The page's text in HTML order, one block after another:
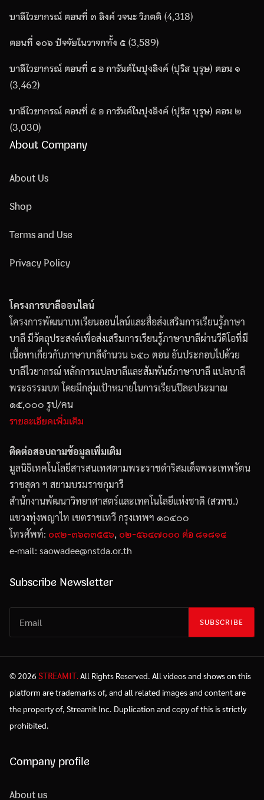
บาลีไวยากรณ์ ตอนที่ ๓ ลิงค์ วจนะ วิภตติ(4,318)
ตอนที่ ๑๐๖ ปัจจัยในวาจกทั้ง ๕(3,589)
บาลีไวยากรณ์ ตอนที่ ๔ อ การันต์ในปุงลิงค์ (ปุริส บุรุษ) ตอน ๑
(3,462)
บาลีไวยากรณ์ ตอนที่ ๕ อ การันต์ในปุงลิงค์ (ปุริส บุรุษ) ตอน ๒
(3,030)
About Company
About Us
Shop
Terms and Use
Privacy Policy
โครงการบาลีออนไลน์
โครงการพัฒนาบทเรียนออนไลน์และสื่อส่งเสริมการเรียนรู้ภาษา
บาลี มีวัตถุประสงค์เพื่อส่งเสริมการเรียนรู้ภาษาบาลีผ่านวีดิโอที่มี
เนื้อหาเกี่ยวกับภาษาบาลีจำนวน ๖๕๐ ตอน อันประกอบไปด้วย
บาลีไวยากรณ์ หลักการแปลบาลีและสัมพันธ์ภาษาบาลี แปลบาลี
พระธรรมบท โดยมีกลุ่มเป้าหมายในการเรียนปีละประมาณ
๑๕,๐๐๐ รูป/คน
รายละเอียดเพิ่มเติม
ติดต่อสอบถามข้อมูลเพิ่มเติม
มูลนิธิเทคโนโลยีสารสนเทศตามพระราชดำริสมเด็จพระเทพรัตน
ราชสุดา ฯ สยามบรมราชกุมารี
สำนักงานพัฒนาวิทยาศาสตร์และเทคโนโลยีแห่งชาติ (สวทช.)
แขวงทุ่งพญาไท เขตราชเทวี กรุงเทพฯ ๑๐๔๐๐
โทรศัพท์: ๐๙๒-๓๖๓๓๕๕๖, ๐๒-๕๖๔๗๐๐๐ ต่อ ๘๑๘๑๔
e-mail: saowadee@nstda.or.th
Subscribe Newsletter
SUBSCRIBE
© 2026 STREAMIT.All Rights Reserved. All videos and shows on this
platform are trademarks of, and all related images and content are
the property of, Streamit Inc. Duplication and copy of this is strictly
prohibited.
Company profile
About us